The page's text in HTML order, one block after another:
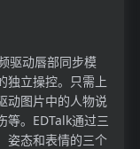
驱动唇部同步模
独立操控。只需上
动图片中的人物说
等。EDTalk通过三
姿态和表情的三个